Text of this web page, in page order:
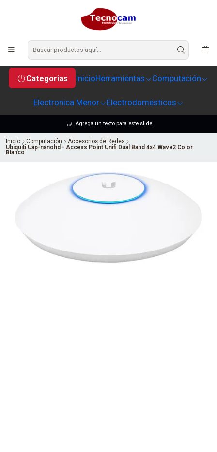
Categorias InicioHerramientas Computación
Electronica Menor Electrodomésticos
Agrega un texto para este slide
Inicio Computación
Accesorios de Redes
Ubiquiti Uap-nanohd - Access Point Unifi Dual Band 4x4 Wave2 Color
Blanco